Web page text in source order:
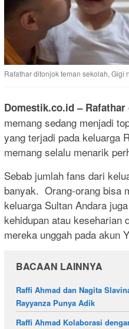
Rafathar ditonjok teman sekolah, Gigi
Domestik.co.id–
memang sedang menjadi
yang terjadi pada keluarga
memang selalu menarik
Sebab jumlah fans dari
banyak. Orang-orang bisa
keluarga Sultan Andara
kehidupan atau keseharian
mereka unggah pada akun
BACAAN LAINNYA
Raffi Ahmad dan Nagita
Rayyanza Punya Adik
Raffi Ahmad Kolaborasi